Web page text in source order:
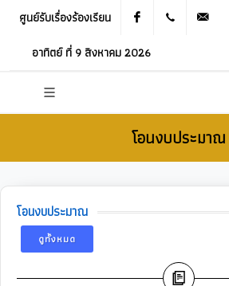
ศูนย์รับเรื่องร้องเรียน Facebook 021905536
อาทิตย์ ที่ 9 สิงหาคม 2026
โอนงบประมาณ
โอนงบประมาณ
ดูทั้งหมด